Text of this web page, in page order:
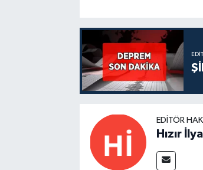
EDITÖR
Hızır